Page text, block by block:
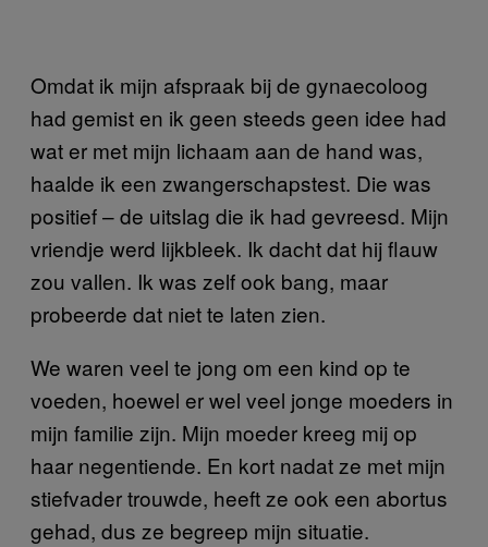
Omdat ik mijn afspraak bij de gynaecoloog
had gemist en ik geen steeds geen idee had
wat er met mijn lichaam aan de hand was,
haalde ik een zwangerschapstest. Die was
positief – de uitslag die ik had gevreesd. Mijn
vriendje werd lijkbleek. Ik dacht dat hij flauw
zou vallen. Ik was zelf ook bang, maar
probeerde dat niet te laten zien.
We waren veel te jong om een kind op te
voeden, hoewel er wel veel jonge moeders in
mijn familie zijn. Mijn moeder kreeg mij op
haar negentiende. En kort nadat ze met mijn
stiefvader trouwde, heeft ze ook een abortus
gehad, dus ze begreep mijn situatie.